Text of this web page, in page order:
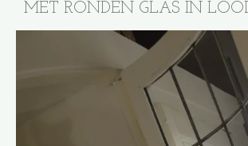
MET RONDEN GLAS IN